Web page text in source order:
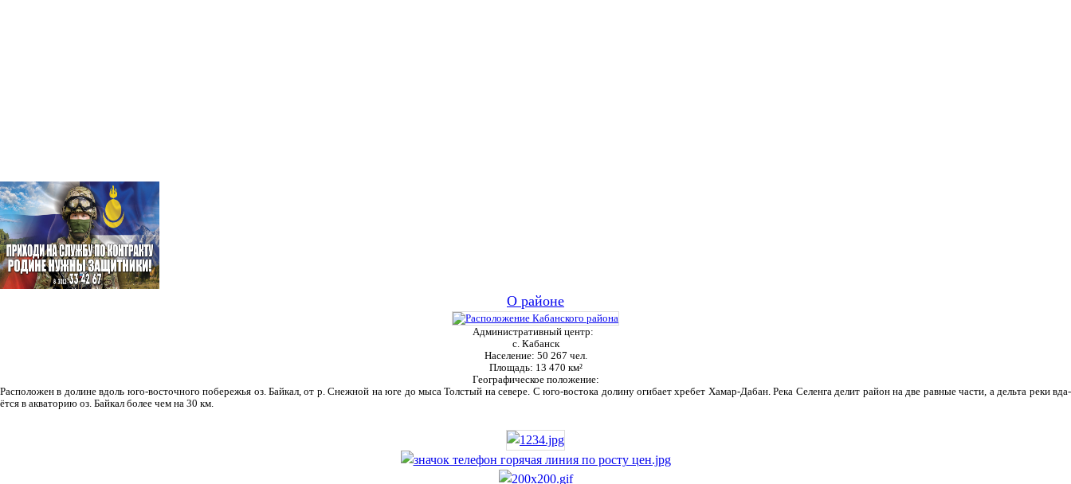
О районе
Административный центр:
с. Кабанск
Население: 50 267 чел.
Площадь: 13 470 км²
Географическое положение:
Рас­положен в долине вдоль юго-восточного побережья оз. Байкал, от р. Снежной на юге до мыса Толстый на севере. С юго-востока долину огибает хребет Хамар-Дабан. Река Селенга делит район на две равные части, а дельта реки вда­
ётся в акваторию оз. Байкал более чем на 30 км.